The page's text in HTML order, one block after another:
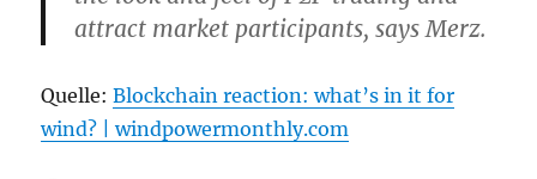
attract market participants, says Merz.
Quelle:Blockchain reaction: what’s in it for
wind? | windpowermonthly.com